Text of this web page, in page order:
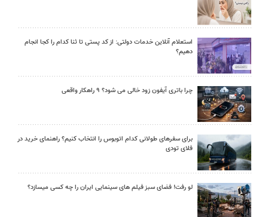
استعلام آنلاین خدمات دولتی: از کد پستی تا ثنا کدام را کجا انجام
دهیم؟
چرا باتری آیفون زود خالی می شود؟ ۹ راهکار واقعی
برای سفرهای طولانی کدام اتوبوس را انتخاب کنیم؟ راهنمای خرید در
فلای تودی
لو رفت! فضای سبز فیلم های سینمایی ایران را چه کسی میسازد؟